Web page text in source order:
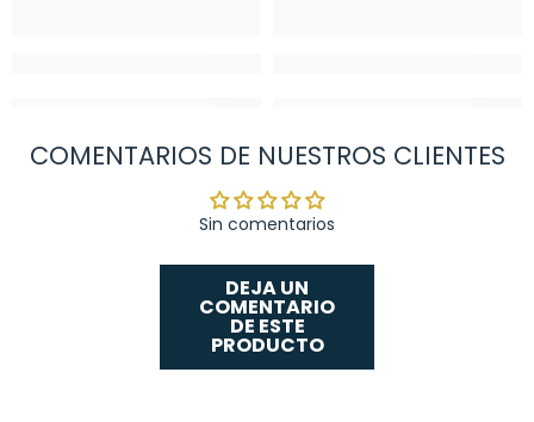
COMENTARIOS DE NUESTROS CLIENTES
Sin comentarios
DEJA UN
COMENTARIO
DE ESTE
PRODUCTO